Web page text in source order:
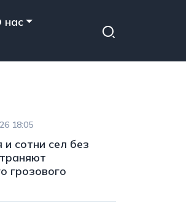
нас
18:05
сотни сел без
грозового